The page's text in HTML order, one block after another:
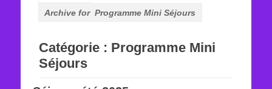
Archive for Programme Mini Séjours
Catégorie : Programme Mini
Séjours